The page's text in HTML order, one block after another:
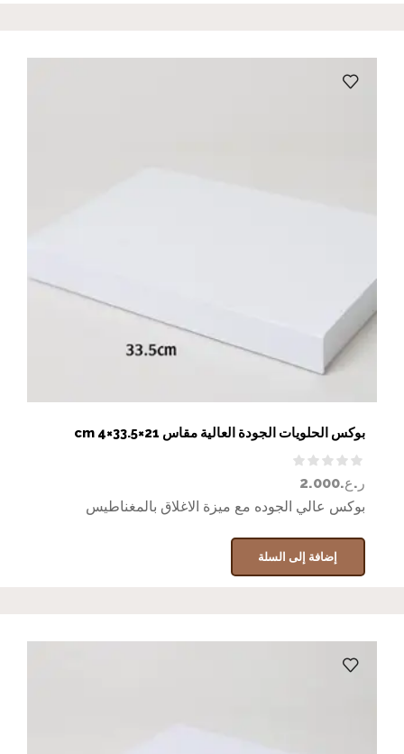
بوكس الحلويات الجودة العالية مقاس 21×33.5×4 cm
ر.ع.2.000
بوكس عالي الجوده مع ميزة الاغلاق بالمغناطيس
إضافة إلى السلة